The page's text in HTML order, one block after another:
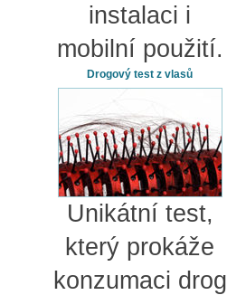
instalaci i
mobilní použití.
Drogový test z vlasů
Unikátní test,
který prokáže
konzumaci drog